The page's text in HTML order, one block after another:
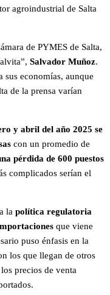
agroindustrial de Salta
de PYMES de Salta,
Salvador Muñoz.
economías, aunque
de la prensa varían
y abril del año 2025 se
con un promedio de
pérdida de 600 puestos
complicados serían el
la política regulatoria
que viene
puso énfasis en la
los que llegan de otros
precios de venta